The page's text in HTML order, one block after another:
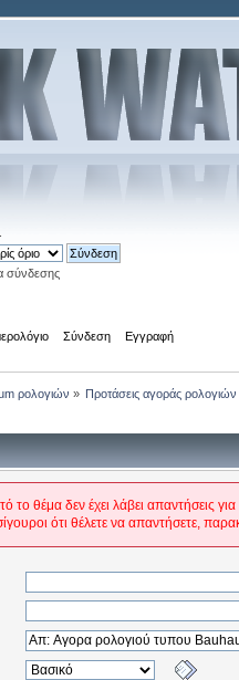
σύνδεσης
Σύνδεση Εγγραφή
ρολογιών » Προτάσεις αγοράς ρολογιών
το θέμα δεν έχει λάβει απαντήσεις
ότι θέλετε να απαντήσετε,